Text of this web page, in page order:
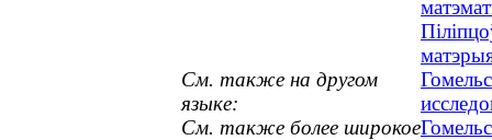
См. также на другом
языке:
См. также более широкое